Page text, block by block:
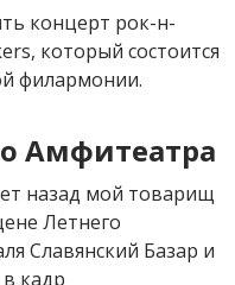
концерт рок-н-
который состоится
филармонии.
Амфитеатра
назад мой товарищ
Летнего
Славянский Базар и
кадр